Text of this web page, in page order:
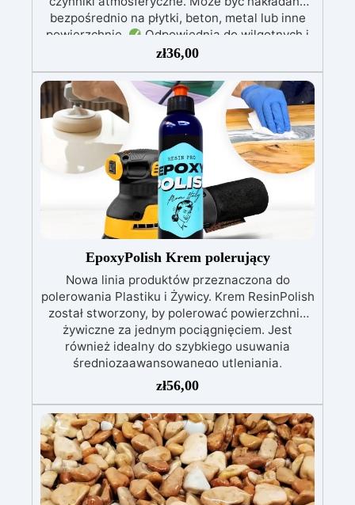
bezpośrednio na płytki, beton, metal lub inne
powierzchnie.
Odpowiednia do wilgotnych i
intensywnie użytkowanych miejsc: Specjalna
formuła, idealna do środowisk wymagających
najwyższej trwałości.
Wszechstronne i
personalizowane wykończenie: Dostępna w
kolorystyce RAL lub NCS, z wykończeniem w
połysku. Kryjąca już przy jednej warstwie.
Uniwersalna: Doskonała do podłóg, parkingów,
magazynów oraz do powłok na odpowiednio
przygotowanej stali.
Zgodność i
bezpieczeństwo: Zgodna z Rozporządzeniem
UE nr 305/2011 – Rozporządzeniem UE nr
574/2014 – Oznakowanie CE zgodnie z normą
EN 1504-2 oraz odpowiednią Deklaracją
Właściwości Użytkowych (DoP).
zł36,00
EpoxyPolish Krem polerujący
Nowa linia produktów przeznaczona do
polerowania Plastiku i Żywicy. Krem ResinPolish
został stworzony, by polerować powierzchnie
żywiczne za jednym pociągnięciem. Jest
również idealny do szybkiego usuwania
średniozaawansowanego utleniania,
delikatnych zadrapań, skaz i innych drobnych
defektów na żywicznej powierzchni. Ten krem
usuwa defekty pozostawione przez środki
ścierne o ziarnistości P1500 lub mniejszej i
pozostawia wspaniałe wykończenie
pozbawione niedoskonałości nawet na
ciemniejszych żelkotach, które mogą sprawiać
więcej trudności.
zł56,00